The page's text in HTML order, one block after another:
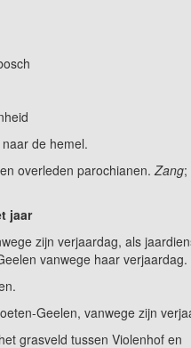
de hemel.
overleden parochianen.Zang;
jaar
zijn verjaardag, als
vanwege haar verjaardag.
Geelen, vanwege zijn
grasveld tussen Violenhof en